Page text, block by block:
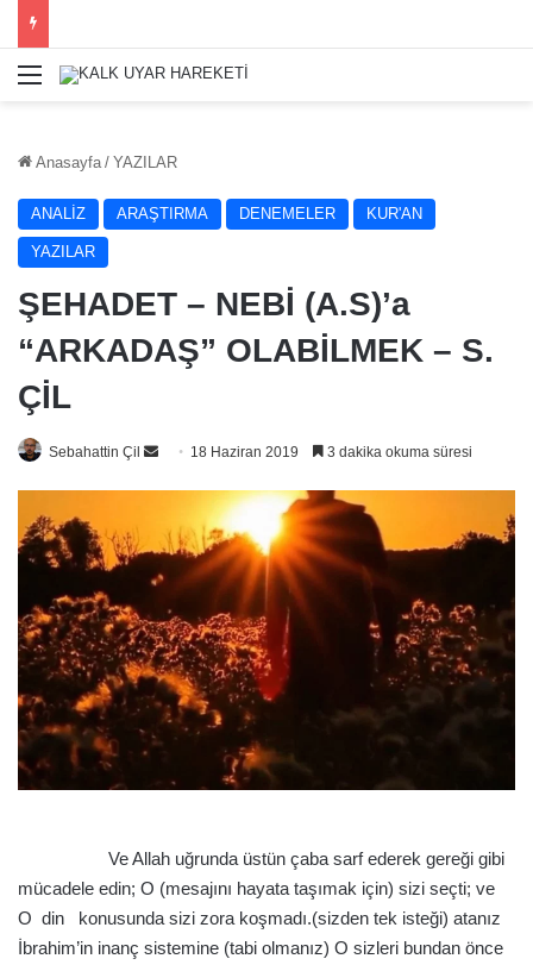
Menü
Anasayfa / YAZILAR
ANALİZ ARAŞTIRMA DENEMELER KUR'AN
YAZILAR
ŞEHADET – NEBİ (A.S)’a
“ARKADAŞ” OLABİLMEK – S.
ÇİL
Sebahattin Çil
Bir
göndermek
18 Haziran 2019 3 dakika okuma süresi
Ve Allah uğrunda üstün çaba sarf ederek gereği gibi
mücadele edin; O (mesajını hayata taşımak için) sizi seçti; ve
O din konusunda sizi zora koşmadı.(sizden tek isteği) atanız
İbrahim’in inanç sistemine (tabi olmanız) O sizleri bundan önce